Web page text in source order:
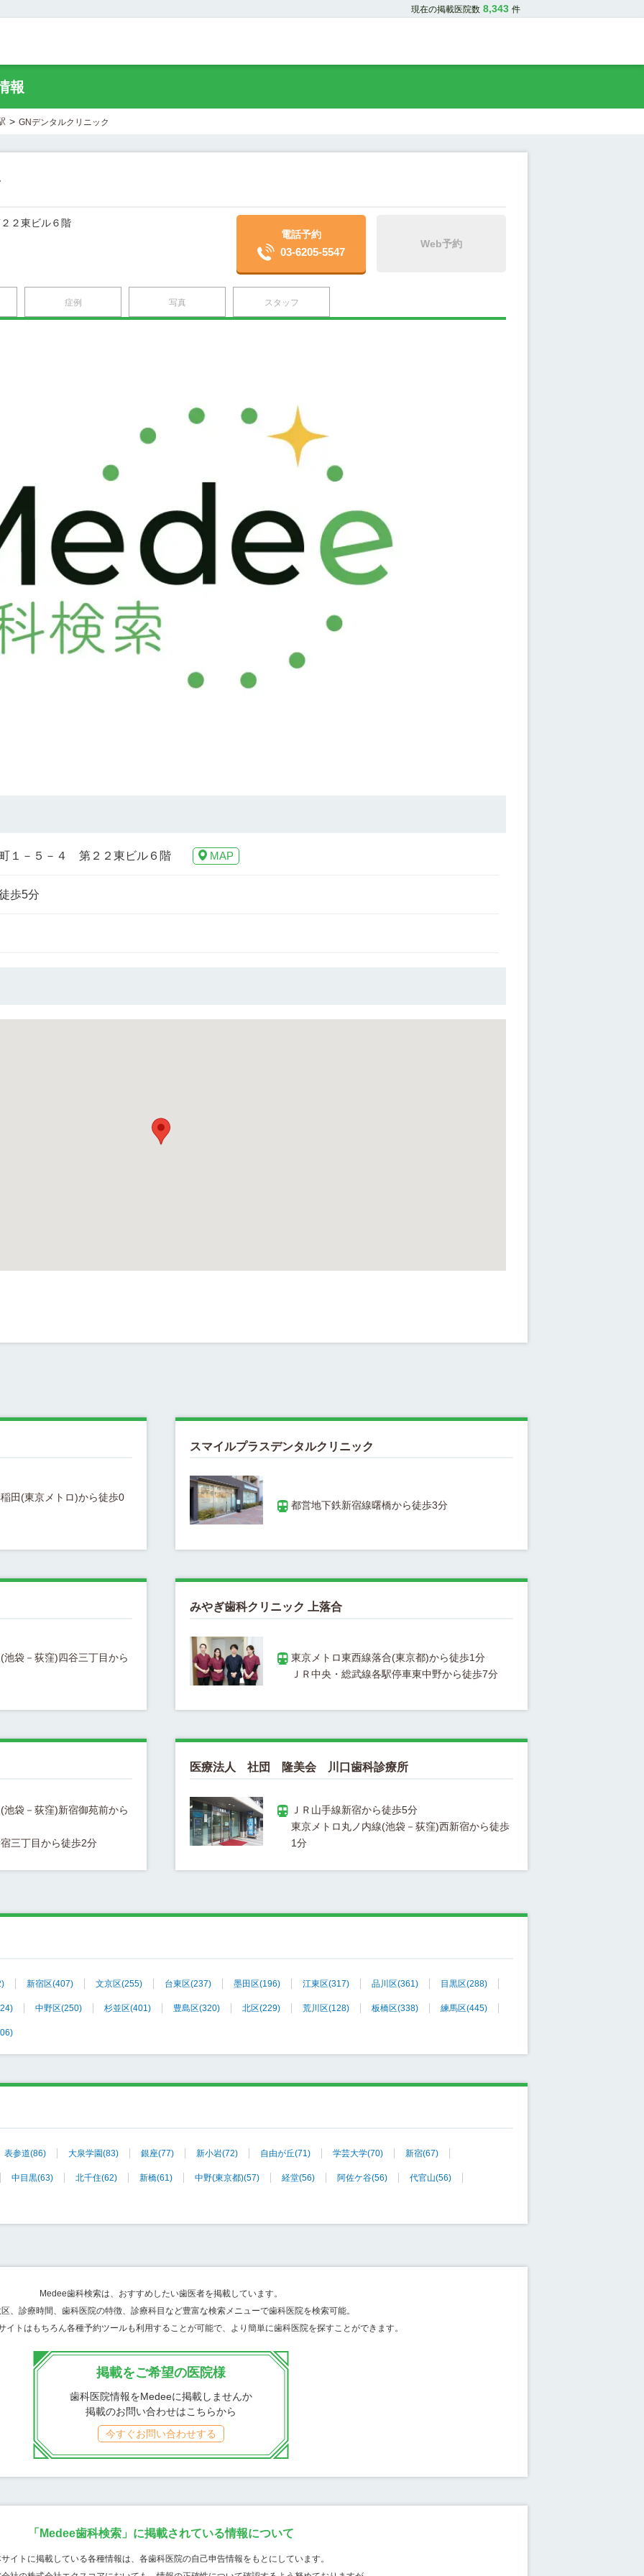
現在の掲載医院数 8,343 件
報
> GNデンタルクリニック
２東ビル６階
電話予約
03-6205-5547
Web予約
症例 写真 スタッフ
１－５－４ 第２２東ビル６階 MAP
歩5分
田(東京メトロ)から徒歩0
スマイルプラスデンタルクリニック
袋－荻窪)四谷三丁目から
みやぎ歯科クリニック 上落合
袋－荻窪)新宿御苑前から
医療法人 社団 隆美会 川口歯科診療所
東京メトロ丸ノ内線(池袋－荻窪)西新宿から徒歩
新宿区(407) 文京区(255) 台東区(237) 墨田区(196) 江東区(317) 品川区(361) 目黒区(288)
中野区(250) 杉並区(401) 豊島区(320) 北区(229) 荒川区(128) 板橋区(338) 練馬区(445)
表参道(86) 大泉学園(83) 銀座(77) 新小岩(72) 自由が丘(71) 学芸大学(70) 新宿(67)
中目黒(63) 北千住(62) 新橋(61) 中野(東京都)(57) 経堂(56) 阿佐ケ谷(56) 代官山(56)
Medee歯科検索は、おすすめしたい歯医者を掲載しています。
、診療時間、歯科医院の特徴、診療科目など豊富な検索メニューで歯科医院を検索可能。
イトはもちろん各種予約ツールも利用することが可能で、より簡単に歯科医院を探すことができます。
掲載をご希望の医院様
歯科医院情報をMedeeに掲載しませんか
掲載のお問い合わせはこちらから
今すぐお問い合わせする
「Medee歯科検索」に掲載されている情報について
イトに掲載している各種情報は、各歯科医院の自己申告情報をもとにしています。